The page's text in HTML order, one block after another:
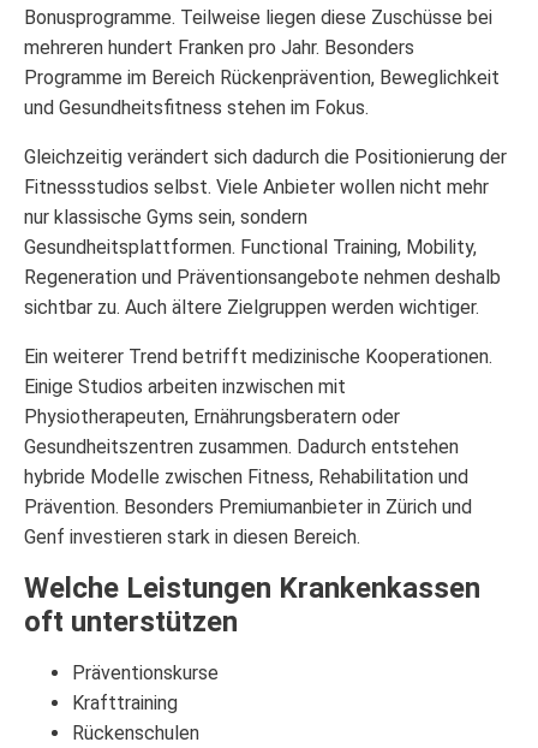
Bonusprogramme. Teilweise liegen diese Zuschüsse bei
mehreren hundert Franken pro Jahr. Besonders
Programme im Bereich Rückenprävention, Beweglichkeit
und Gesundheitsfitness stehen im Fokus.
Gleichzeitig verändert sich dadurch die Positionierung der
Fitnessstudios selbst. Viele Anbieter wollen nicht mehr
nur klassische Gyms sein, sondern
Gesundheitsplattformen. Functional Training, Mobility,
Regeneration und Präventionsangebote nehmen deshalb
sichtbar zu. Auch ältere Zielgruppen werden wichtiger.
Ein weiterer Trend betrifft medizinische Kooperationen.
Einige Studios arbeiten inzwischen mit
Physiotherapeuten, Ernährungsberatern oder
Gesundheitszentren zusammen. Dadurch entstehen
hybride Modelle zwischen Fitness, Rehabilitation und
Prävention. Besonders Premiumanbieter in Zürich und
Genf investieren stark in diesen Bereich.
Welche Leistungen Krankenkassen
oft unterstützen
Präventionskurse
Krafttraining
Rückenschulen